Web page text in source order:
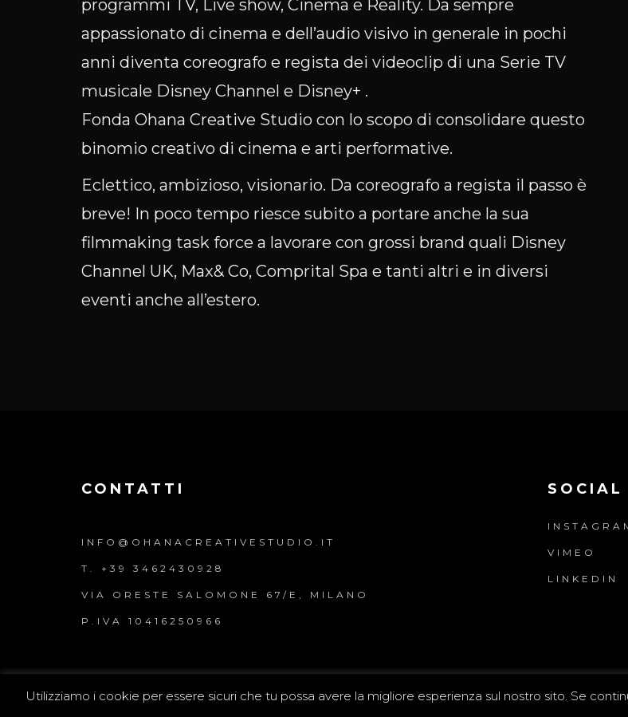
programmi TV, Live show, Cinema e Reality. Da sempre
appassionato di cinema e dell’audio visivo in generale in pochi
anni diventa coreografo e regista dei videoclip di una Serie TV
musicale Disney Channel e Disney+ .
Fonda Ohana Creative Studio con lo scopo di consolidare questo
binomio creativo di cinema e arti performative.
Eclettico, ambizioso, visionario. Da coreografo a regista il passo è
breve! In poco tempo riesce subito a portare anche la sua
filmmaking task force a lavorare con grossi brand quali Disney
Channel UK, Max& Co, Comprital Spa e tanti altri e in diversi
eventi anche all’estero.
CONTATTI
INFO@OHANACREATIVESTUDIO.IT
T. +39 3462430928
VIA ORESTE SALOMONE 67/E, MILANO
P.IVA 10416250966
SOCIAL
VIMEO
LINKEDIN
Utilizziamo i cookie per essere sicuri che tu possa avere la migliore esperienza sul nostro sito. Se